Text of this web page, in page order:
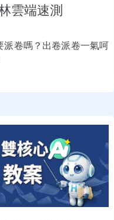
雲端速測
派卷嗎？出卷派卷一氣呵